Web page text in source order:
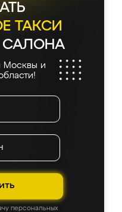
ТАКСИ
САЛОНА
Москвы и
персональных